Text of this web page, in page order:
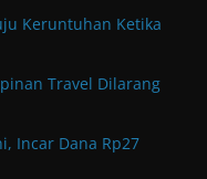
Keruntuhan Ketika
Travel Dilarang
Incar Dana Rp27